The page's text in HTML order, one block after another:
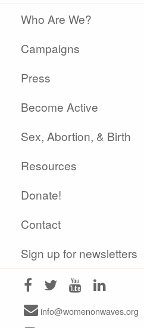
Who Are We?
Campaigns
Press
Become Active
Sex, Abortion, & Birth
Resources
Donate!
Contact
Sign up for newsletters
info@womenonwaves.org